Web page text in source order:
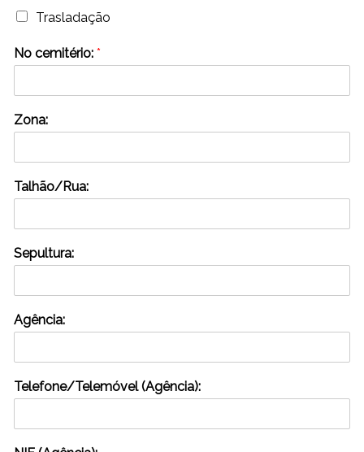
Trasladação
No cemitério: *
Zona:
Talhão/Rua:
Sepultura:
Agência:
Telefone/Telemóvel (Agência):